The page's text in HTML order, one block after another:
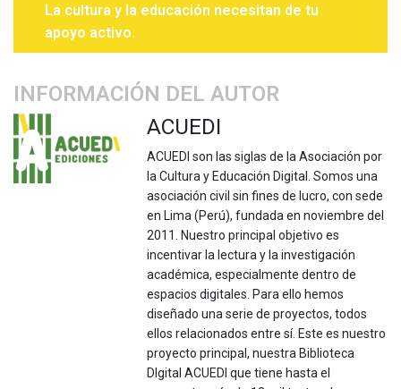
La cultura y la educación necesitan de tu
apoyo activo.
INFORMACIÓN DEL AUTOR
ACUEDI
ACUEDI son las siglas de la Asociación por
la Cultura y Educación Digital. Somos una
asociación civil sin fines de lucro, con sede
en Lima (Perú), fundada en noviembre del
2011. Nuestro principal objetivo es
incentivar la lectura y la investigación
académica, especialmente dentro de
espacios digitales. Para ello hemos
diseñado una serie de proyectos, todos
ellos relacionados entre sí. Este es nuestro
proyecto principal, nuestra Biblioteca
DIgital ACUEDI que tiene hasta el